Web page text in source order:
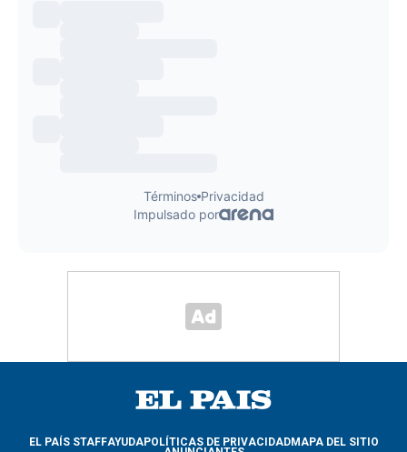
EL PAÍS STAFFAYUDAPOLÍTICAS DE PRIVACIDADMAPA DEL SITIO